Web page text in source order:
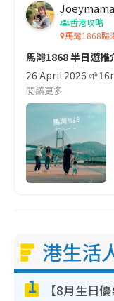
香港攻略
馬灣1868臨
馬灣1868 半日遊推
26 April 2026
閱讀更多
港生活
1